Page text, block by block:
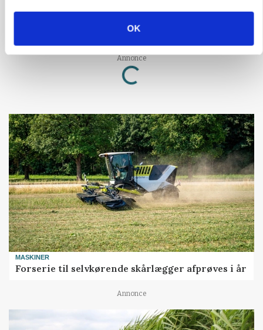
OK
GRISE
Annonce
Loading...
MASKINER
Forserie til selvkørende skårlægger afprøves i år
Annonce